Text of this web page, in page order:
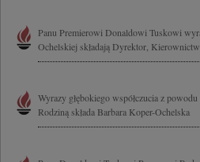
Panu Premierowi Donaldowi Tuskowi
Ochelskiej składają Dyrektor,
Wyrazy głębokiego współczucia z
Rodziną składa Barbara Koper-Ochelska